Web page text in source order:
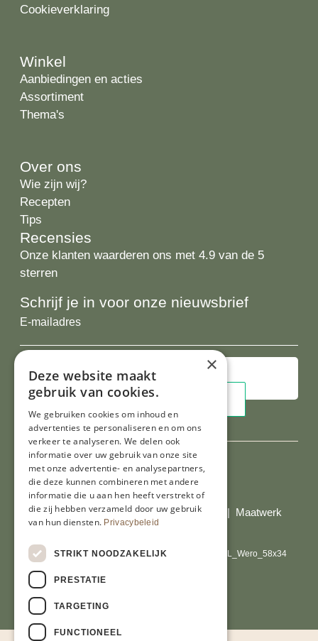
Cookieverklaring
Winkel
Aanbiedingen en acties
Assortiment
Thema's
Over ons
Wie zijn wij?
Recepten
Tips
Recensies
Onze klanten waarderen ons met 4.9 van de 5
sterren
Schrijf je in voor onze nieuwsbrief
E-
Al onze prijzen zijn incl. BTW
© Copyright 2026 Limburgs Bakwinkeltje | Maatwerk
website webmix
×
Deze website maakt
gebruik van cookies.
We gebruiken cookies om inhoud en
advertenties te personaliseren en om ons
verkeer te analyseren. We delen ook
informatie over uw gebruik van onze site
met onze advertentie- en analysepartners,
die deze kunnen combineren met andere
informatie die u aan hen heeft verstrekt of
die zij hebben verzameld door uw gebruik
van hun diensten. Privacybeleid
STRIKT NOODZAKELIJK
PRESTATIE
TARGETING
FUNCTIONEEL